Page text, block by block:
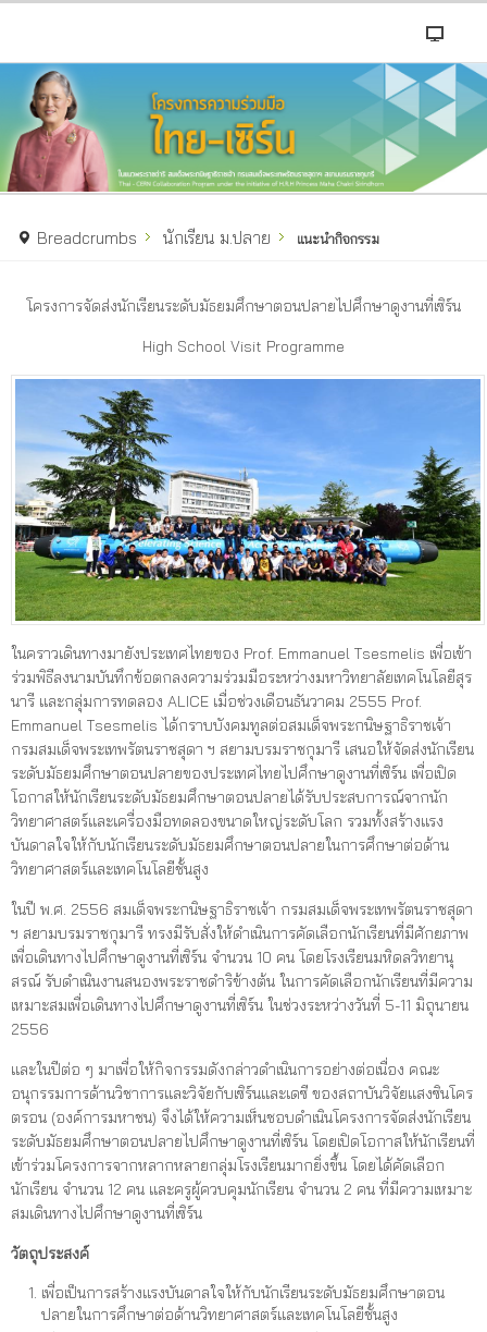
Breadcrumbs นักเรียน ม.ปลาย แนะนำกิจกรรม
โครงการจัดส่งนักเรียนระดับมัธยมศึกษาตอนปลายไปศึกษาดูงานที่เซิร์น
High School Visit Programme
ในคราวเดินทางมายังประเทศไทยของ Prof. Emmanuel Tsesmelis เพื่อเข้า
ร่วมพิธีลงนามบันทึกข้อตกลงความร่วมมือระหว่างมหาวิทยาลัยเทคโนโลยีสุร
นารี และกลุ่มการทดลอง ALICE เมื่อช่วงเดือนธันวาคม 2555 Prof.
Emmanuel Tsesmelis ได้กราบบังคมทูลต่อสมเด็จพระกนิษฐาธิราชเจ้า
กรมสมเด็จพระเทพรัตนราชสุดา ฯ สยามบรมราชกุมารี เสนอให้จัดส่งนักเรียน
ระดับมัธยมศึกษาตอนปลายของประเทศไทยไปศึกษาดูงานที่เซิร์น เพื่อเปิด
โอกาสให้นักเรียนระดับมัธยมศึกษาตอนปลายได้รับประสบการณ์จากนัก
วิทยาศาสตร์และเครื่องมือทดลองขนาดใหญ่ระดับโลก รวมทั้งสร้างแรง
บันดาลใจให้กับนักเรียนระดับมัธยมศึกษาตอนปลายในการศึกษาต่อด้าน
วิทยาศาสตร์และเทคโนโลยีชั้นสูง
ในปี พ.ศ. 2556 สมเด็จพระกนิษฐาธิราชเจ้า กรมสมเด็จพระเทพรัตนราชสุดา
ฯ สยามบรมราชกุมารี ทรงมีรับสั่งให้ดำเนินการคัดเลือกนักเรียนที่มีศักยภาพ
เพื่อเดินทางไปศึกษาดูงานที่เซิร์น จำนวน 10 คน โดยโรงเรียนมหิดลวิทยานุ
สรณ์ รับดำเนินงานสนองพระราชดำริข้างต้น ในการคัดเลือกนักเรียนที่มีความ
เหมาะสมเพื่อเดินทางไปศึกษาดูงานที่เซิร์น ในช่วงระหว่างวันที่ 5-11 มิถุนายน
2556
และในปีต่อ ๆ มาเพื่อให้กิจกรรมดังกล่าวดำเนินการอย่างต่อเนื่อง คณะ
อนุกรรมการด้านวิชาการและวิจัยกับเซิร์นและเดซี ของสถาบันวิจัยแสงซินโคร
ตรอน (องค์การมหาชน) จึงได้ให้ความเห็นชอบดำเนินโครงการจัดส่งนักเรียน
ระดับมัธยมศึกษาตอนปลายไปศึกษาดูงานที่เซิร์น โดยเปิดโอกาสให้นักเรียนที่
เข้าร่วมโครงการจากหลากหลายกลุ่มโรงเรียนมากยิ่งขึ้น โดยได้คัดเลือก
นักเรียน จำนวน 12 คน และครูผู้ควบคุมนักเรียน จำนวน 2 คน ที่มีความเหมาะ
สมเดินทางไปศึกษาดูงานที่เซิร์น
วัตถุประสงค์
เพื่อเป็นการสร้างแรงบันดาลใจให้กับนักเรียนระดับมัธยมศึกษาตอน
ปลายในการศึกษาต่อด้านวิทยาศาสตร์และเทคโนโลยีชั้นสูง